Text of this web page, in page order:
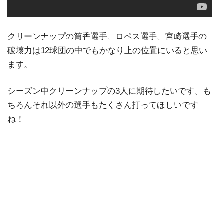
クリーンナップの筒香選手、ロペス選手、宮崎選手の
破壊力は12球団の中でもかなり上の位置にいると思い
ます。
シーズン中クリーンナップの3人に期待したいです。も
ちろんそれ以外の選手もたくさん打ってほしいです
ね！